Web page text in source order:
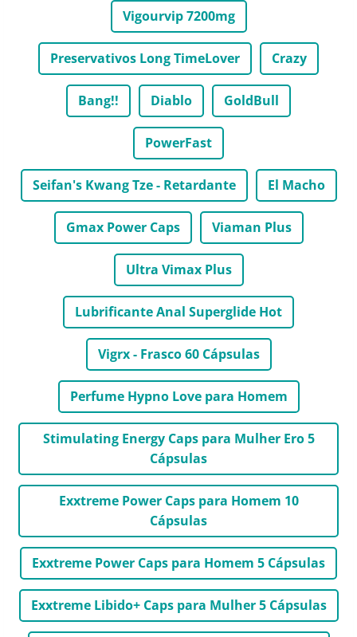
Vigourvip 7200mg
Preservativos Long TimeLover Crazy
Bang!! Diablo GoldBull
PowerFast
Seifan's Kwang Tze - Retardante El Macho
Gmax Power Caps Viaman Plus
Ultra Vimax Plus
Lubrificante Anal Superglide Hot
Vigrx - Frasco 60 Cápsulas
Perfume Hypno Love para Homem
Stimulating Energy Caps para Mulher Ero 5
Cápsulas
Exxtreme Power Caps para Homem 10
Cápsulas
Exxtreme Power Caps para Homem 5 Cápsulas
Exxtreme Libido+ Caps para Mulher 5 Cápsulas